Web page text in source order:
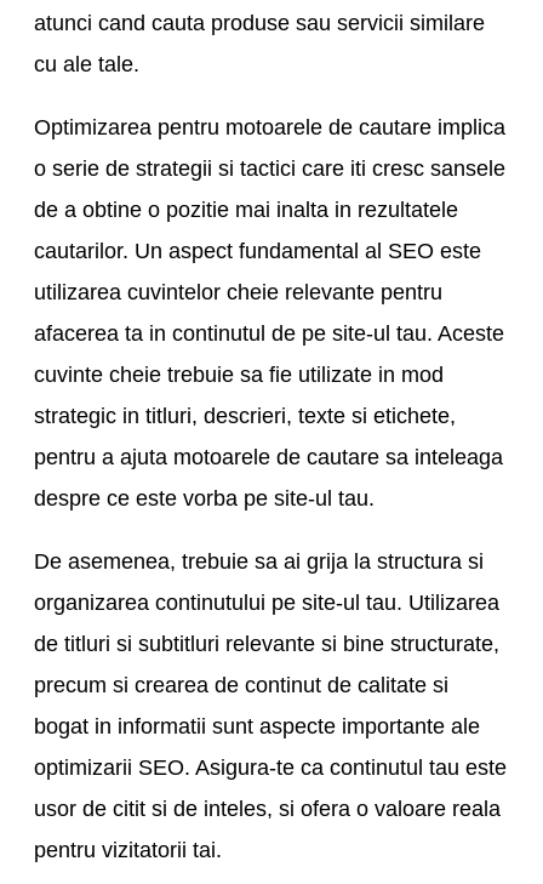
atunci cand cauta produse sau servicii similare
cu ale tale.
Optimizarea pentru motoarele de cautare implica
o serie de strategii si tactici care iti cresc sansele
de a obtine o pozitie mai inalta in rezultatele
cautarilor. Un aspect fundamental al SEO este
utilizarea cuvintelor cheie relevante pentru
afacerea ta in continutul de pe site-ul tau. Aceste
cuvinte cheie trebuie sa fie utilizate in mod
strategic in titluri, descrieri, texte si etichete,
pentru a ajuta motoarele de cautare sa inteleaga
despre ce este vorba pe site-ul tau.
De asemenea, trebuie sa ai grija la structura si
organizarea continutului pe site-ul tau. Utilizarea
de titluri si subtitluri relevante si bine structurate,
precum si crearea de continut de calitate si
bogat in informatii sunt aspecte importante ale
optimizarii SEO. Asigura-te ca continutul tau este
usor de citit si de inteles, si ofera o valoare reala
pentru vizitatorii tai.